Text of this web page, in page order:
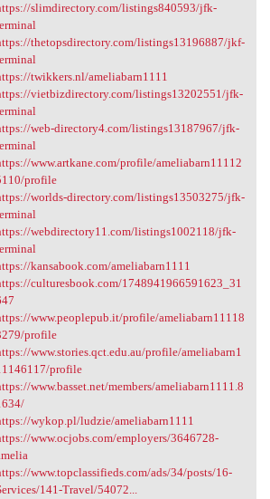
slimdirectory.com/listings840593/jfk-
thetopsdirectory.com/listings13196887/jkf-
twikkers.nl/ameliabarn1111
vietbizdirectory.com/listings13202551/jfk-
web-directory4.com/listings13187967/jfk-
www.artkane.com/profile/ameliabarn11112
profile
worlds-directory.com/listings13503275/jfk-
webdirectory11.com/listings1002118/jfk-
kansabook.com/ameliabarn1111
culturesbook.com/1748941966591623_31
www.peoplepub.it/profile/ameliabarn11118
profile
www.stories.qct.edu.au/profile/ameliabarn1
profile
www.basset.net/members/ameliabarn1111.8
wykop.pl/ludzie/ameliabarn1111
www.ocjobs.com/employers/3646728-
www.topclassifieds.com/ads/34/posts/16-
141-Travel/54072...